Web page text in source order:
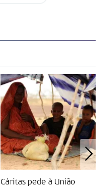
Cáritas pede à União